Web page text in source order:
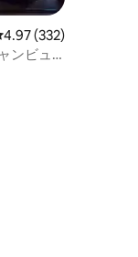
ビュー332件、5つ
4.97 (332)
ンビュ